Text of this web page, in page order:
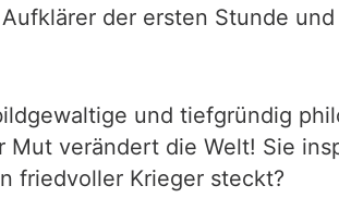
der ersten Stunde
und tiefgründig
Mut verändert die Welt! Sie
friedvoller Krieger steckt?